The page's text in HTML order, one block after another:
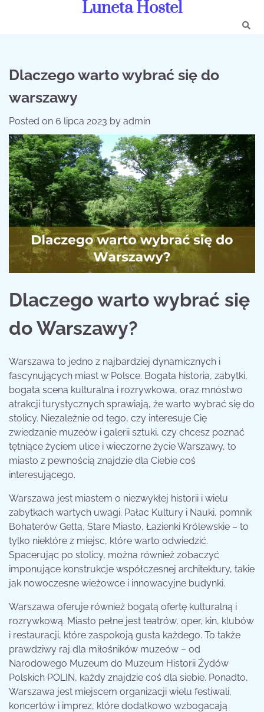
Luneta Hostel
Dlaczego warto wybrać się do
warszawy
Posted on 6 lipca 2023 by admin
Dlaczego warto wybrać się
do Warszawy?
Warszawa to jedno z najbardziej dynamicznych i
fascynujących miast w Polsce. Bogata historia, zabytki,
bogata scena kulturalna i rozrywkowa, oraz mnóstwo
atrakcji turystycznych sprawiają, że warto wybrać się do
stolicy. Niezależnie od tego, czy interesuje Cię
zwiedzanie muzeów i galerii sztuki, czy chcesz poznać
tętniące życiem ulice i wieczorne życie Warszawy, to
miasto z pewnością znajdzie dla Ciebie coś
interesującego.
Warszawa jest miastem o niezwykłej historii i wielu
zabytkach wartych uwagi. Pałac Kultury i Nauki, pomnik
Bohaterów Getta, Stare Miasto, Łazienki Królewskie – to
tylko niektóre z miejsc, które warto odwiedzić.
Spacerując po stolicy, można również zobaczyć
imponujące konstrukcje współczesnej architektury, takie
jak nowoczesne wieżowce i innowacyjne budynki.
Warszawa oferuje również bogatą ofertę kulturalną i
rozrywkową. Miasto pełne jest teatrów, oper, kin, klubów
i restauracji, które zaspokoją gusta każdego. To także
prawdziwy raj dla miłośników muzeów – od
Narodowego Muzeum do Muzeum Historii Żydów
Polskich POLIN, każdy znajdzie coś dla siebie. Ponadto,
Warszawa jest miejscem organizacji wielu festiwali,
koncertów i imprez, które dodatkowo wzbogacają